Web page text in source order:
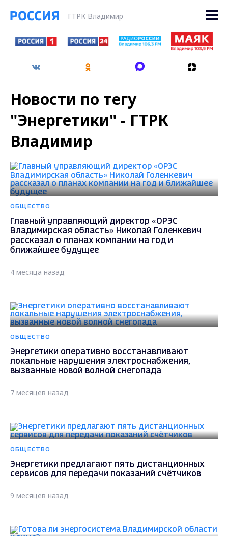
ГТРК Владимир
Новости по тегу
"Энергетики" - ГТРК
Владимир
ОБЩЕСТВО
Главный управляющий директор «ОРЭС
Владимирская область» Николай Голенкевич
рассказал о планах компании на год и
ближайшее будущее
4 месяца назад
ОБЩЕСТВО
Энергетики оперативно восстанавливают
локальные нарушения электроснабжения,
вызванные новой волной снегопада
7 месяцев назад
ОБЩЕСТВО
Энергетики предлагают пять дистанционных
сервисов для передачи показаний счётчиков
9 месяцев назад